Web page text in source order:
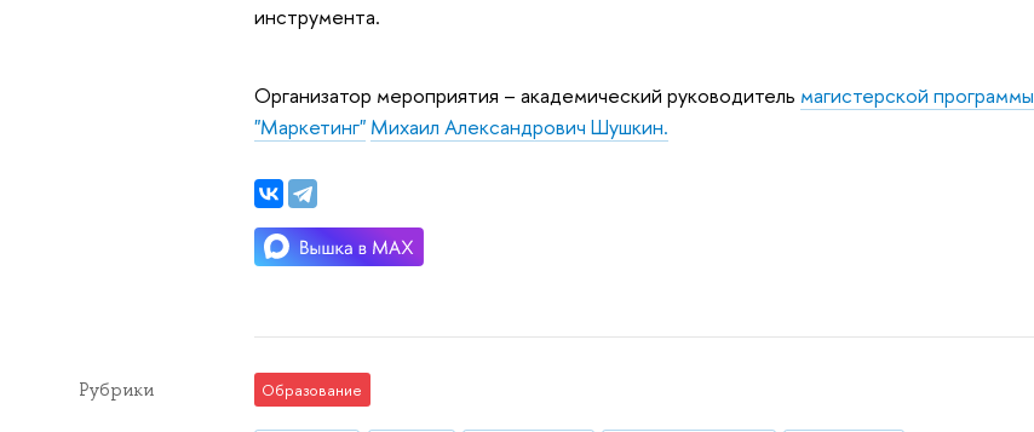
инструмента.
Организатор мероприятия – академический руководитель магистерской программы
"Маркетинг" Михаил Александрович Шушкин.
Рубрики Образование